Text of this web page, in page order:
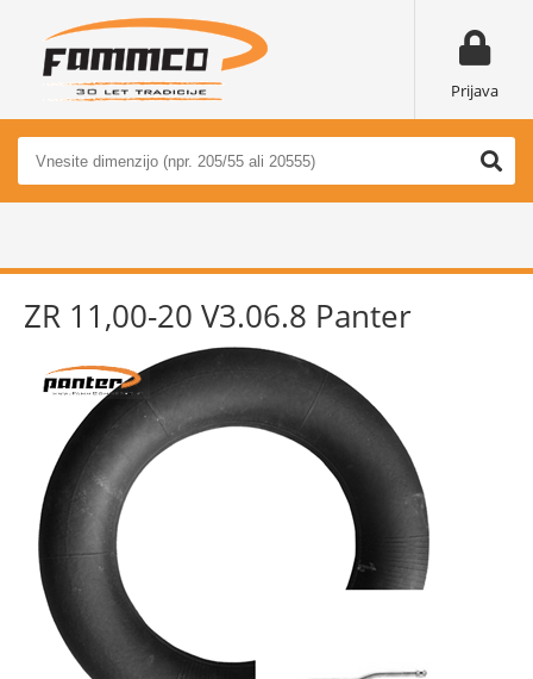
Prijava
ZR 11,00-20 V3.06.8 Panter